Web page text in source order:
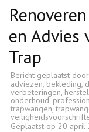
en Advies
Trap
Bericht geplaatst door
adviezen, bekleding,
verbeteringen,
onderhoud,
trapwangen,
Geplaatst op 20 april